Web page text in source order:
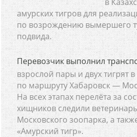
амурских тигров для
по возрождению вымершего
подвида.
Перевозчик выполнил
взрослой пары и двух тигрят
по маршруту Хабаровск —
На всех этапах перелёта за
хищников следили
Московского зоопарка, а
«Амурский тигр».